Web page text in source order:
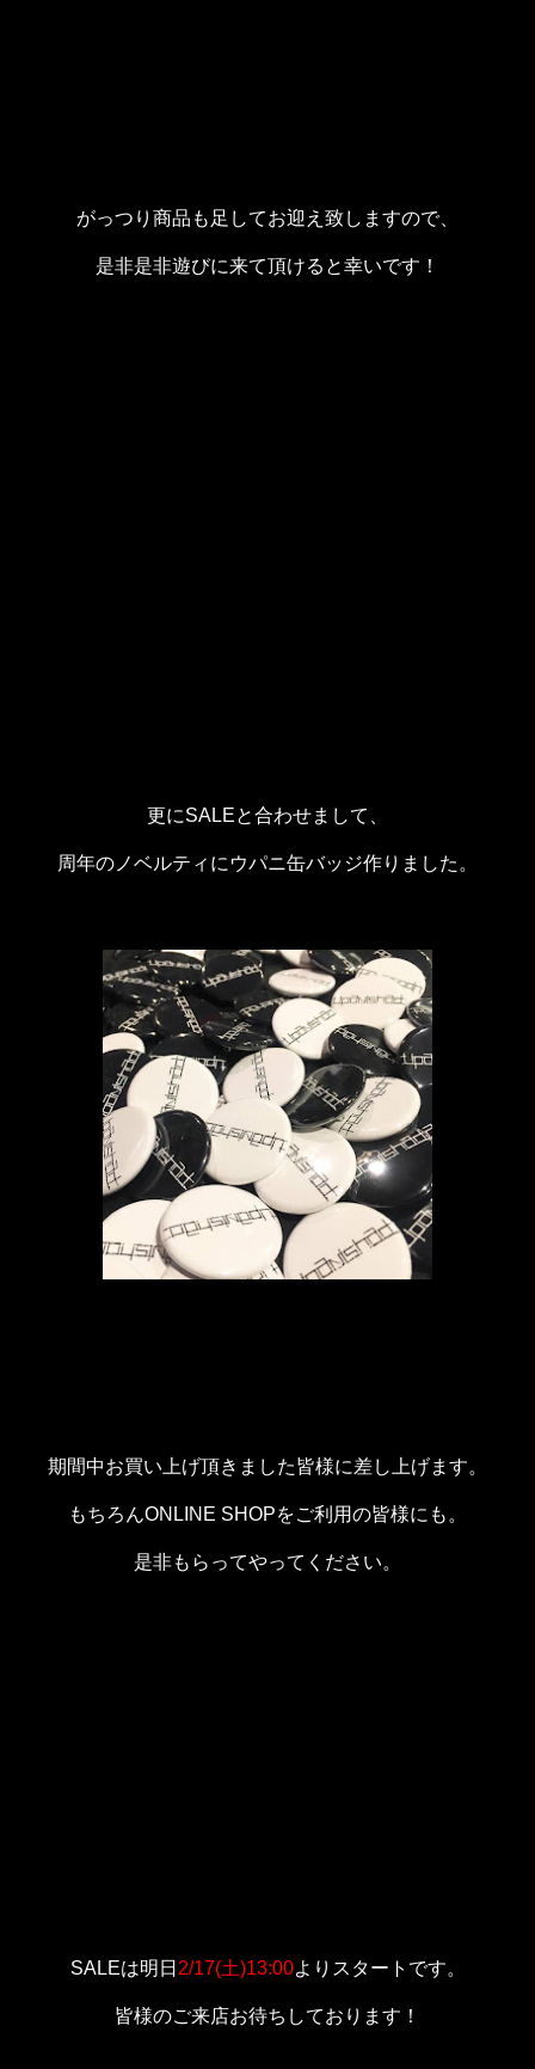
がっつり商品も足してお迎え致しますので、
是非是非遊びに来て頂けると幸いです！
更にSALEと合わせまして、
周年のノベルティにウパニ缶バッジ作りました。
期間中お買い上げ頂きました皆様に差し上げます。
もちろんONLINE SHOPをご利用の皆様にも。
是非もらってやってください。
SALEは明日 2/17(土)13:00よりスタートです。
皆様のご来店お待ちしております！